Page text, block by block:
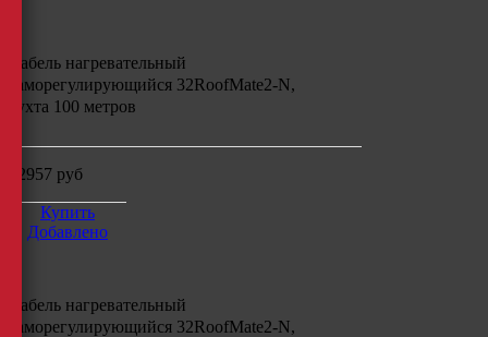
Кабель нагревательный
саморегулирующийся 32RoofMate2-N,
бухта 100 метров
12957 руб
Купить
Добавлено
Кабель нагревательный
саморегулирующийся 32RoofMate2-N,